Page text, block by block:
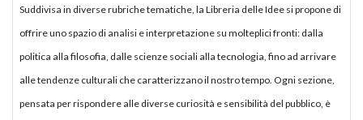
Suddivisa in diverse rubriche tematiche, la Libreria delle Idee si propone di
offrire uno spazio di analisi e interpretazione su molteplici fronti: dalla
politica alla filosofia, dalle scienze sociali alla tecnologia, fino ad arrivare
alle tendenze culturali che caratterizzano il nostro tempo. Ogni sezione,
pensata per rispondere alle diverse curiosità e sensibilità del pubblico, è